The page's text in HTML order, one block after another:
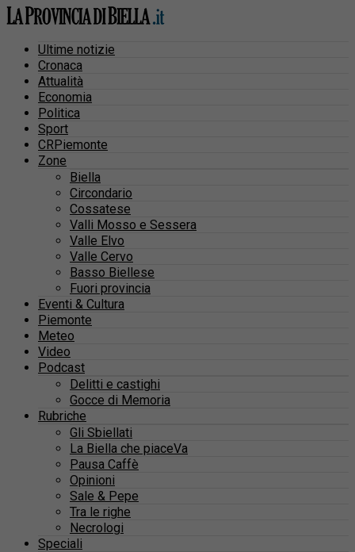
Ultime notizie
Cronaca
Attualità
Economia
Politica
Sport
CRPiemonte
Zone
Biella
Circondario
Cossatese
Valli Mosso e Sessera
Valle Elvo
Valle Cervo
Basso Biellese
Fuori provincia
Eventi & Cultura
Piemonte
Meteo
Video
Podcast
Delitti e castighi
Gocce di Memoria
Rubriche
Gli Sbiellati
La Biella che piaceVa
Pausa Caffè
Opinioni
Sale & Pepe
Tra le righe
Necrologi
Speciali